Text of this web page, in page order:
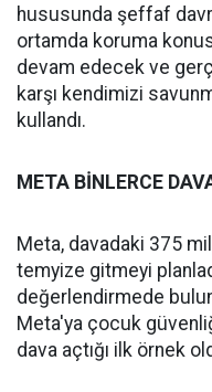
hususunda şeffaf
ortamda koruma
devam edecek ve
karşı kendimizi
kullandı.
META BİNLERCE
Meta, davadaki 375
temyize gitmeyi
değerlendirmede
Meta'ya çocuk
dava açtığı ilk örnek